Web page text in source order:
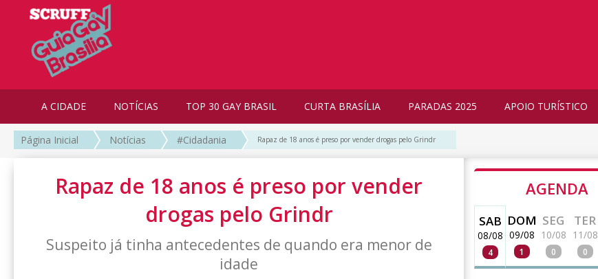
A CIDADE NOTÍCIAS TOP 30 GAY BRASIL CURTA BRASÍLIA PARADAS 2025 APOIO TURÍSTICO
Página Inicial Notícias #Cidadania Rapaz de 18 anos é preso por vender drogas pelo Grindr
Rapaz de 18 anos é preso por vender
drogas pelo Grindr
Suspeito já tinha antecedentes de quando era menor de
idade
AGENDA
SAB
08/08
4
DOM
09/08
1
SEG
10/08
0
TER
11/08
0